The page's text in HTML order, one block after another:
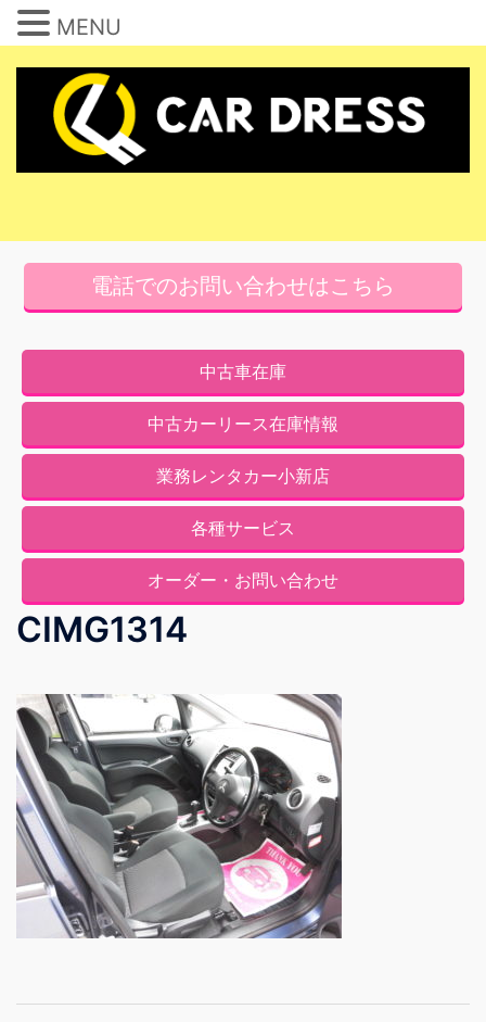
電話でのお問い合わせはこちら
中古車在庫
中古カーリース在庫情報
業務レンタカー小新店
各種サービス
オーダー・お問い合わせ
CIMG1314
MENU